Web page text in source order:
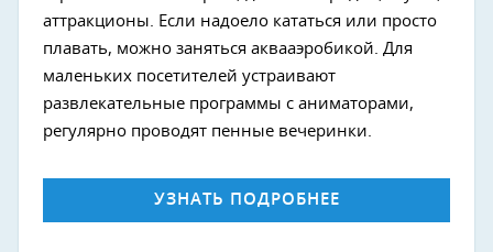
аттракционы. Если надоело кататься или просто
плавать, можно заняться аквааэробикой. Для
маленьких посетителей устраивают
развлекательные программы с аниматорами,
регулярно проводят пенные вечеринки.
УЗНАТЬ ПОДРОБНЕЕ